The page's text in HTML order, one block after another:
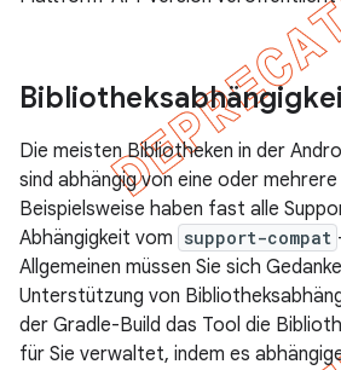
Die meisten Bibliotheken in der
sind abhängig von eine oder
Beispielsweise haben fast alle
Abhängigkeit vom support-compat
Allgemeinen müssen Sie sich
Unterstützung von
der Gradle-Build das Tool die
für Sie verwaltet, indem es